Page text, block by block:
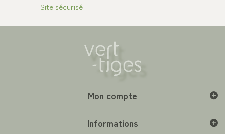
Site sécurisé
Mon compte
Informations